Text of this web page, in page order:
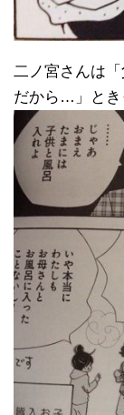
二ノ宮さんは
だから…」とき